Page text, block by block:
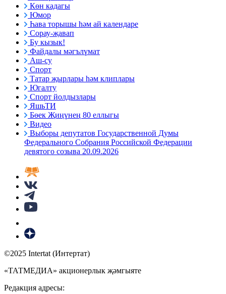
Көн кадагы
Юмор
Һава торышы һәм ай календаре
Сорау-җавап
Бу кызык!
Файдалы мәгълүмат
Аш-су
Спорт
Татар җырлары һәм клиплары
Югалту
Спорт йолдызлары
ЯшьТИ
Бөек Җиңүнең 80 еллыгы
Видео
Выборы депутатов Государственной Думы
Федерального Собрания Российской Федерации
девятого созыва 20.09.2026
©2025 Intertat (Интертат)
«ТАТМЕДИА» акционерлык җәмгыяте
Редакция адресы: